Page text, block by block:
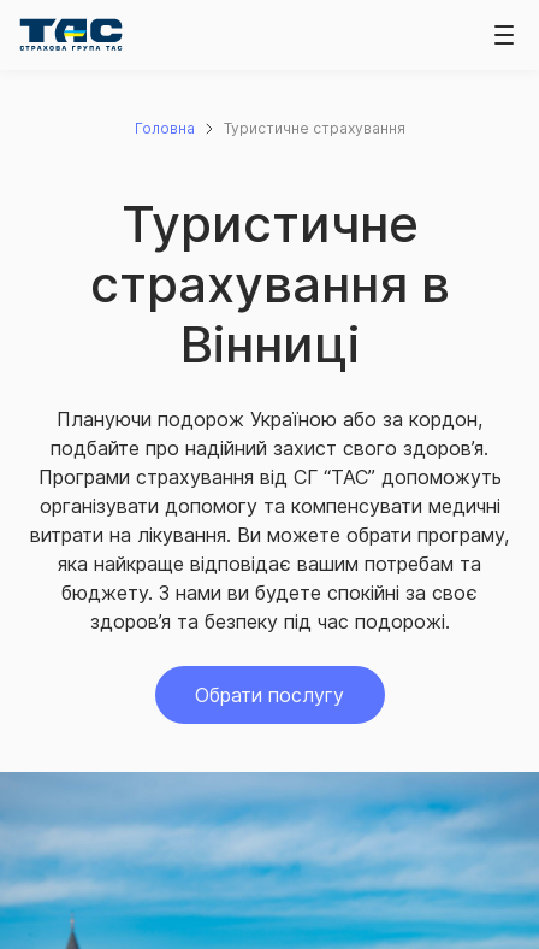
Головна Туристичне страхування
Туристичне
страхування в
Вінниці
Плануючи подорож Україною або за кордон,
подбайте про надійний захист свого здоров’я.
Програми страхування від СГ “ТАС” допоможуть
організувати допомогу та компенсувати медичні
витрати на лікування. Ви можете обрати програму,
яка найкраще відповідає вашим потребам та
бюджету. З нами ви будете спокійні за своє
здоров’я та безпеку під час подорожі.
Обрати послугу